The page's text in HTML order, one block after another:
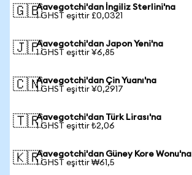
🇬🇧Aavegotchi'dan İngiliz Sterlini'na
1 GHST eşittir £0,0321
🇯🇵Aavegotchi'dan Japon Yeni'na
1 GHST eşittir ¥6,85
🇨🇳Aavegotchi'dan Çin Yuanı'na
1 GHST eşittir ¥0,2917
🇹🇷Aavegotchi'dan Türk Lirası'na
1 GHST eşittir ₺2,06
🇰🇷Aavegotchi'dan Güney Kore Wonu'na
1 GHST eşittir ₩61,5